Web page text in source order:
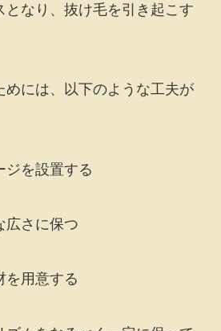
となり、抜け毛を引き起こす
めには、以下のような工夫が
ジを設置する
広さに保つ
を用意する